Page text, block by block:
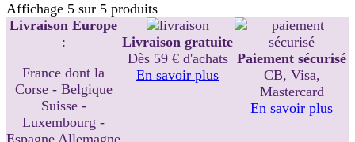
Affichage 5 sur 5 produits
Livraison Europe
:
France dont la
Corse - Belgique
Suisse -
Luxembourg -
Livraison gratuite
Dès 59 € d'achats
En savoir plus
Paiement sécurisé
CB, Visa,
Mastercard
En savoir plus